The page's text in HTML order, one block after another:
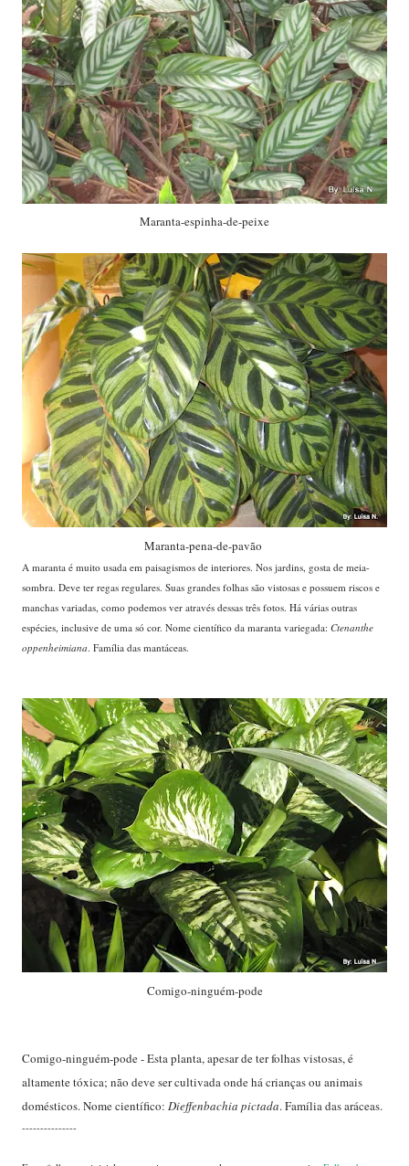
Maranta-espinha-de-peixe
Maranta-pena-de-pavão
A maranta é muito usada em paisagismos de interiores. Nos jardins, gosta de meia-
sombra. Deve ter regas regulares. Suas grandes folhas são vistosas e possuem riscos e
manchas variadas, como podemos ver através dessas três fotos. Há várias outras
espécies, inclusive de uma só cor. Nome científico da maranta variegada: Ctenanthe
oppenheimiana. Família das mantáceas.
Comigo-ninguém-pode
Comigo-ninguém-pode - Esta planta, apesar de ter folhas vistosas, é
altamente tóxica; não deve ser cultivada onde há crianças ou animais
domésticos. Nome científico: Dieffenbachia pictada. Família das aráceas.
---------------